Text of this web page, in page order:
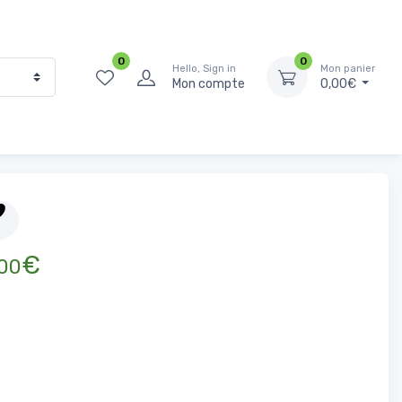
0
Hello, Sign in
Mon compte
0
Mon panier
0,00€
€